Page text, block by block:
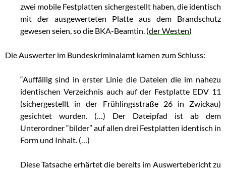
zwei mobile Festplatten sichergestellt haben, die identisch
mit der ausgewerteten Platte aus dem Brandschutz
gewesen seien, so die BKA-Beamtin. (der Westen)
Die Auswerter im Bundeskriminalamt kamen zum Schluss:
“Auffällig sind in erster Linie die Dateien die im nahezu
identischen Verzeichnis auch auf der Festplatte EDV 11
(sichergestellt in der Frühlingsstraße 26 in Zwickau)
gesichtet wurden. (…) Der Dateipfad ist ab dem
Unterordner “bilder” auf allen drei Festplatten identisch in
Form und Inhalt. (…)
Diese Tatsache erhärtet die bereits im Auswertebericht zu